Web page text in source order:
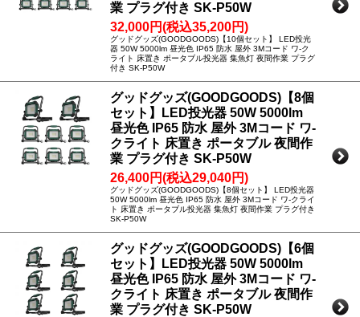
業 プラグ付き SK-P50W
32,000円(税込35,200円)
グッドグッズ(GOODGOODS)【10個セット】 LED投光
器 50W 5000lm 昼光色 IP65 防水 屋外 3Mコード ワ-ク
ライト 床置き ポータブル投光器 集魚灯 夜間作業 プラグ
付き SK-P50W
グッドグッズ(GOODGOODS)【8個
セット】LED投光器 50W 5000lm
昼光色 IP65 防水 屋外 3Mコード ワ-
クライト 床置き ポータブル 夜間作
業 プラグ付き SK-P50W
26,400円(税込29,040円)
グッドグッズ(GOODGOODS)【8個セット】 LED投光器
50W 5000lm 昼光色 IP65 防水 屋外 3Mコード ワ-クライ
ト 床置き ポータブル投光器 集魚灯 夜間作業 プラグ付き
SK-P50W
グッドグッズ(GOODGOODS)【6個
セット】LED投光器 50W 5000lm
昼光色 IP65 防水 屋外 3Mコード ワ-
クライト 床置き ポータブル 夜間作
業 プラグ付き SK-P50W